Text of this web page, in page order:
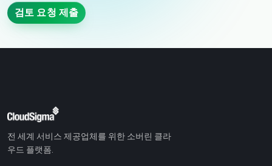
검토 요청 제출
전 세계 서비스 제공업체를 위한 소버린 클라
우드 플랫폼.